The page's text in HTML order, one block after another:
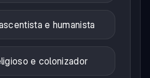
e humanista
e colonizador